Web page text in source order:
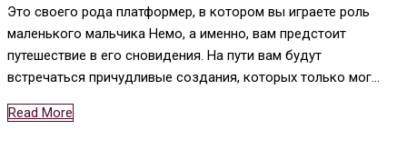
Это своего рода платформер, в котором вы играете роль
маленького мальчика Немо, а именно, вам предстоит
путешествие в его сновидения. На пути вам будут
встречаться причудливые создания, которых только мог…
Read More